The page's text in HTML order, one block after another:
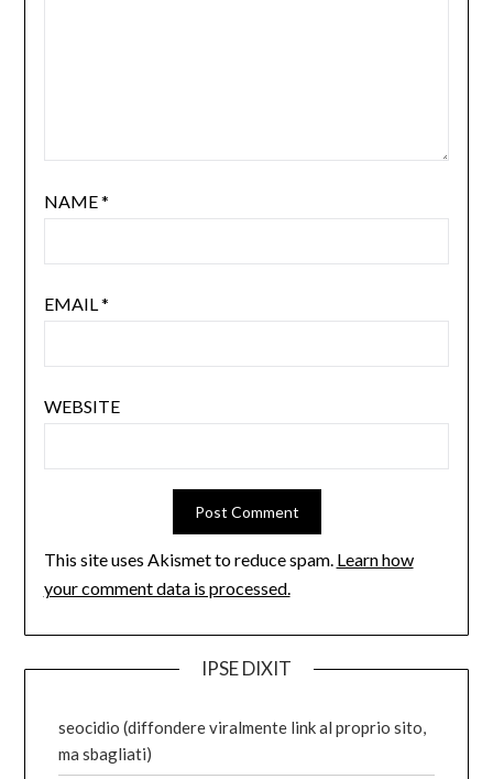
NAME*
EMAIL*
WEBSITE
This site uses Akismet to reduce spam. Learn how
your comment data is processed.
IPSE DIXIT
seocidio (diffondere viralmente link al proprio sito,
ma sbagliati)